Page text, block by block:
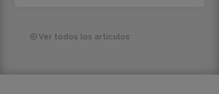
Ver todos los artículos